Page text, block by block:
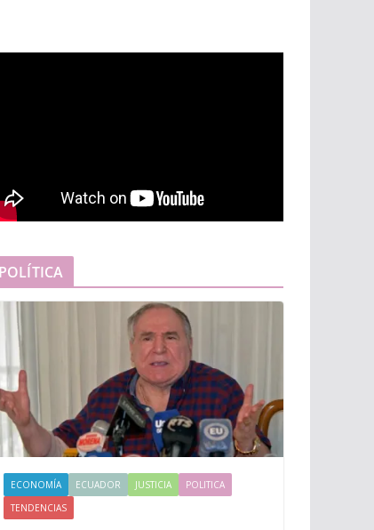
POLÍTICA
ECONOMÍA ECUADOR JUSTICIA
POLITICA
TENDENCIAS